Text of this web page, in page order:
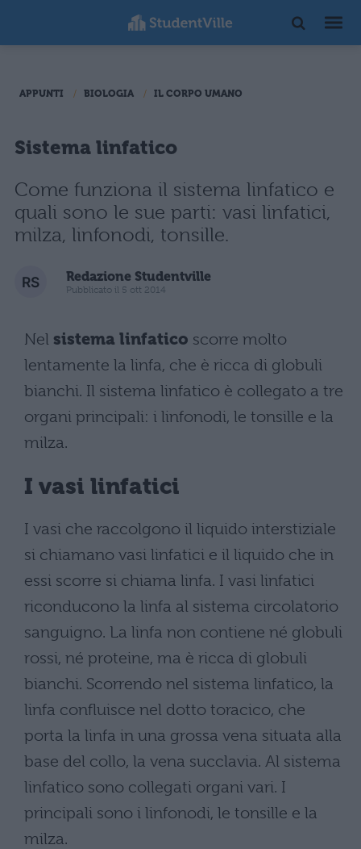
APPUNTI BIOLOGIA IL CORPO UMANO
Sistema linfatico
Come funziona il sistema linfatico e
quali sono le sue parti: vasi linfatici,
milza, linfonodi, tonsille.
Redazione Studentville
Pubblicato il 5 ott 2014
Nel sistema linfatico scorre molto
lentamente la linfa, che è ricca di globuli
bianchi. Il sistema linfatico è collegato a tre
organi principali: i linfonodi, le tonsille e la
milza.
I vasi linfatici
I vasi che raccolgono il liquido interstiziale
si chiamano vasi linfatici e il liquido che in
essi scorre si chiama linfa. I vasi linfatici
riconducono la linfa al sistema circolatorio
sanguigno. La linfa non contiene né globuli
rossi, né proteine, ma è ricca di globuli
bianchi. Scorrendo nel sistema linfatico, la
linfa confluisce nel dotto toracico, che
porta la linfa in una grossa vena situata alla
base del collo, la vena succlavia. Al sistema
linfatico sono collegati organi vari. I
principali sono i linfonodi, le tonsille e la
milza.